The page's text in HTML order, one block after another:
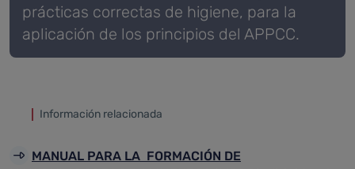
prácticas correctas de higiene, para la
aplicación de los principios del APPCC.
Información relacionada
MANUAL PARA LA FORMACIÓN DE